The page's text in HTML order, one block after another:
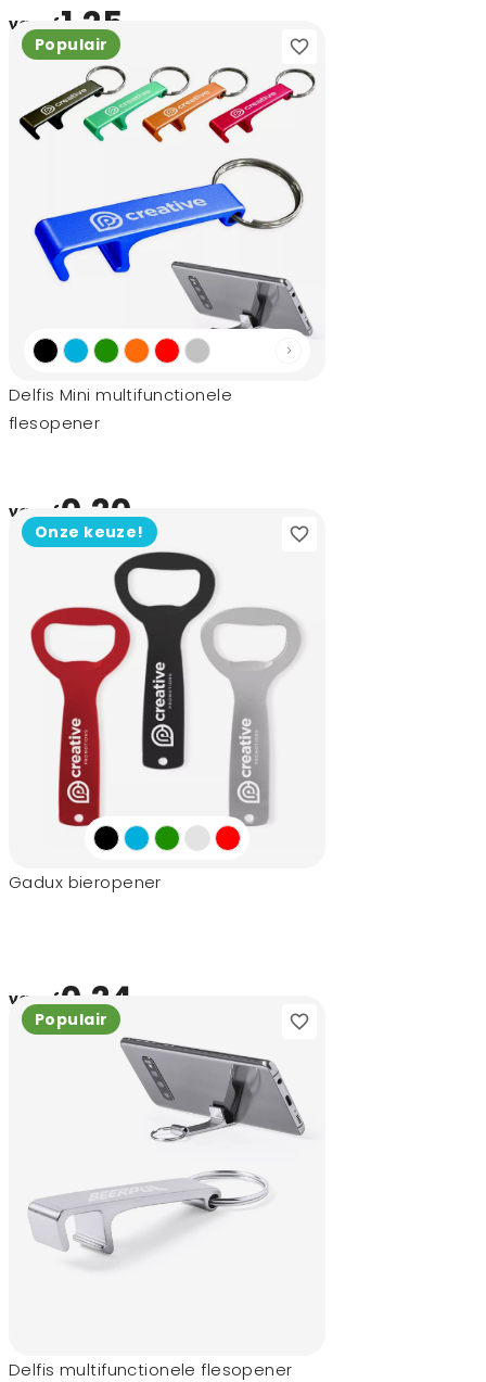
vanaf1,25
Populair
Delfis Mini multifunctionele
flesopener
vanaf0,20
Onze keuze!
Gadux bieropener
vanaf0,24
Populair
Delfis multifunctionele flesopener